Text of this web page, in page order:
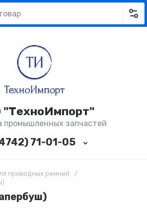
"ТехноИмпорт"
промышленных запчастей
71-01-05
приводных ремней
/